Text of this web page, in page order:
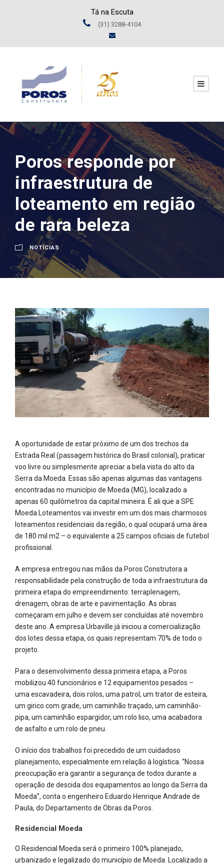
Tá na Escuta
(31) 3288-4104
Poros responde por
infraestrutura de
loteamento em região
de rara beleza
NOTÍCIAS
A oportunidade de estar próximo de um dos trechos da
Estrada Real (passagem histórica do Brasil colonial), praticar
voo livre ou simplesmente apreciar a bela vista do alto da
Serra da Moeda. Essas são apenas algumas das vantagens
encontradas no município de Moeda (MG), localizado a
apenas 60 quilômetros da capital mineira. É ali que a SPE
Moeda Loteamentos vai investir em um dos mais charmosos
loteamentos residenciais da região, o qual ocupará uma área
de 180 mil m2 – o equivalente a 25 campos oficiais de futebol
profissional.
A empresa entregou nas mãos da Poros Construtora a
responsabilidade pela construção de toda a infraestrutura da
primeira etapa do empreendimento: terraplenagem,
drenagem, obras de arte e pavimentação. As obras
começaram em julho e devem ser concluídas até novembro
deste ano. A empresa Urbaville já iniciou a comercialização
dos lotes dessa etapa, os quais representam 70% de todo o
projeto.
Para o desenvolvimento dessa primeira etapa, a Poros
mobilizou 40 funcionários e 12 equipamentos pesados –
uma escavadeira, dois rolos, uma patrol, um trator de esteira,
um girico com grade, um caminhão traçado, um caminhão-
pipa, um caminhão espargidor, um rolo liso, uma acabadora
de asfalto e um rolo de pneu.
O início dos trabalhos foi precedido de um cuidadoso
planejamento, especialmente em relação à logística. “Nossa
preocupação era garantir a segurança de todos durante a
operação de descida dos equipamentos ao longo da Serra da
Moeda”, conta o engenheiro Eduardo Henrique Andrade de
Paula, do Departamento de Obras da Poros.
Residencial Moeda
O Residencial Moeda será o primeiro 100% planejado,
urbanizado e legalizado do município de Moeda. Localizado a